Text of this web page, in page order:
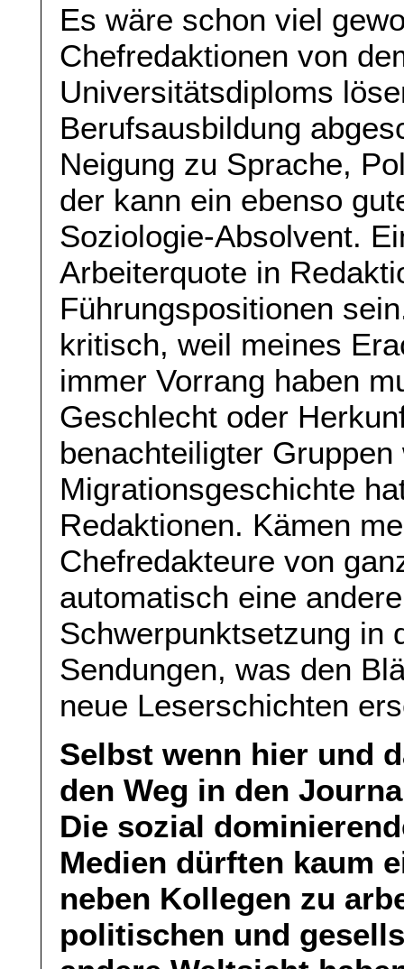
Es wäre schon viel
Chefredaktionen von
Universitätsdiploms
Berufsausbildung
Neigung zu Sprache,
der kann ein ebenso
Soziologie-Absolvent.
Arbeiterquote in
Führungspositionen
kritisch, weil meines
immer Vorrang haben
Geschlecht oder
benachteiligter
Migrationsgeschichte
Redaktionen. Kämen
Chefredakteure von
automatisch eine
Schwerpunktsetzung in
Sendungen, was den
neue Leserschichten
Selbst wenn hier und
den Weg in den
Die sozial
Medien dürften kaum
neben Kollegen zu
politischen und